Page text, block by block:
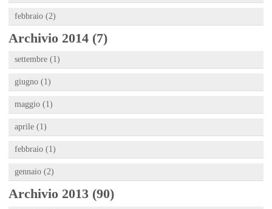
febbraio (2)
Archivio 2014 (7)
settembre (1)
giugno (1)
maggio (1)
aprile (1)
febbraio (1)
gennaio (2)
Archivio 2013 (90)